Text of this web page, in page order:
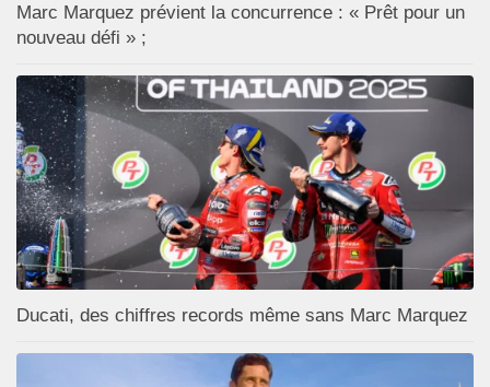
Marc Marquez prévient la concurrence : « Prêt pour un
nouveau défi » ;
Ducati, des chiffres records même sans Marc Marquez